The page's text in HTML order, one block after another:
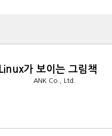
스크래치가 보이는 그림책
ANK Co., Ltd.